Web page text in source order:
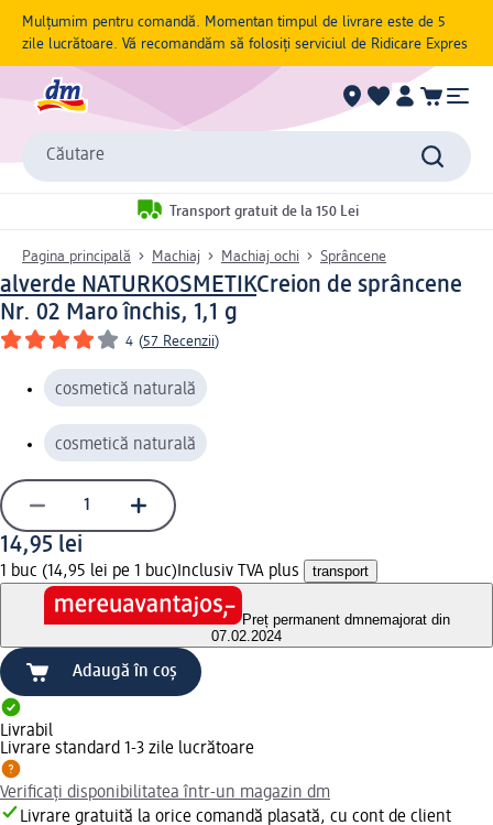
Mulțumim pentru comandă. Momentan timpul de livrare este de 5
zile lucrătoare. Vă recomandăm să folosiți serviciul de Ridicare Expres
Căutare
Transport gratuit de la 150 Lei
Pagina principală Machiaj Machiaj ochi Sprâncene
alverde NATURKOSMETIKCreion de sprâncene
Nr. 02 Maro închis, 1,1 g
4 (57 Recenzii)
cosmetică naturală
cosmetică naturală
14,95 lei
1 buc (14,95 lei pe 1 buc) Inclusiv TVA plus transport
Preț permanent dmnemajorat din
07.02.2024
Adaugă în coș
Livrabil
Livrare standard 1-3 zile lucrătoare
Verificați disponibilitatea într-un magazin dm
Livrare gratuită la orice comandă plasată, cu cont de client